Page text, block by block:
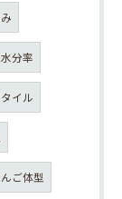
分率
イル
ご体型